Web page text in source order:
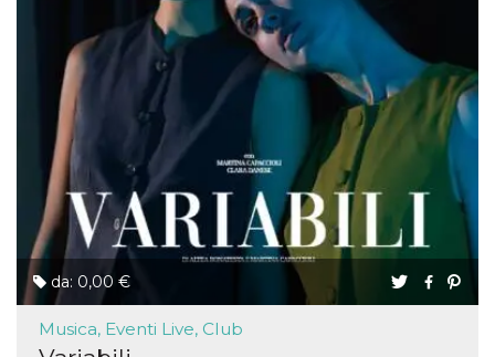
da: 0,00 €
Musica, Eventi Live, Club